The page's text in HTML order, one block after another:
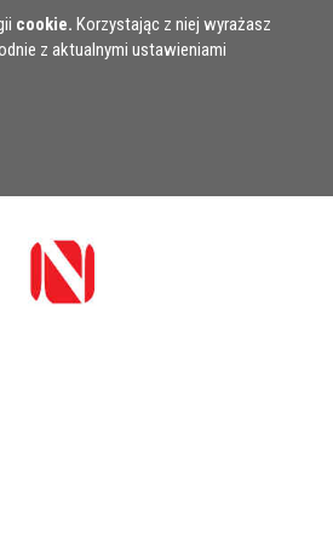
cookie. Korzystając z niej wyrażasz
z aktualnymi ustawieniami